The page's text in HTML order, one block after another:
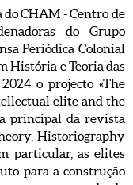
CHAM - Centro de
do Grupo
Periódica Colonial
História e Teoria das
o projecto «The
elite and the
principal da revista
Historiography
particular, as elites
para a construção